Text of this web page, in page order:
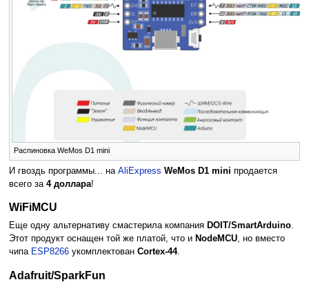
Распиновка WeMos D1 mini
И гвоздь программы... на AliExpress WeMos D1 mini продается
всего за 4 доллара!
WiFiMCU
Еще одну альтернативу смастерила компания DOIT/SmartArduino.
Этот продукт оснащен той же платой, что и NodeMCU, но вместо
чипа ESP8266укомплектован Cortex-44.
Adafruit/SparkFun